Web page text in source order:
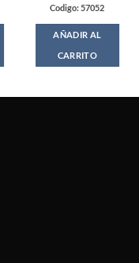
Codigo: 57052
AÑADIR AL
CARRITO